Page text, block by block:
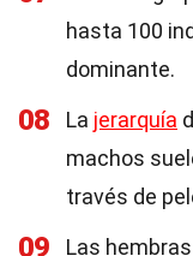
hasta 100
dominante.
08 La jerarquía
machos
través de
09
Las